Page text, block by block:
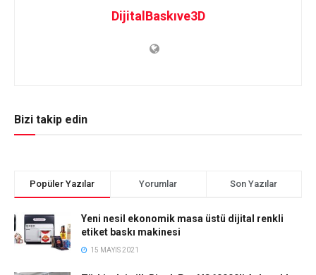
DijitalBaskıve3D
Bizi takip edin
Popüler Yazılar Yorumlar Son Yazılar
Yeni nesil ekonomik masa üstü dijital renkli
etiket baskı makinesi
15 MAYIS 2021